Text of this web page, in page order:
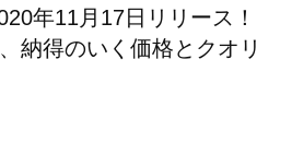
年11月17日リリース！
納得のいく価格とクオリ